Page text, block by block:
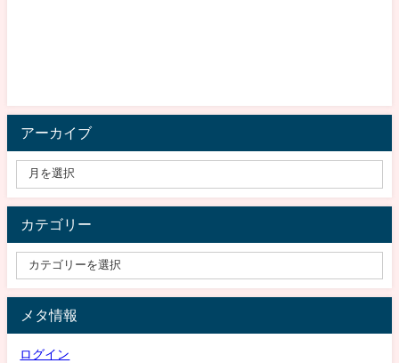
アーカイブ
カテゴリー
メタ情報
ログイン